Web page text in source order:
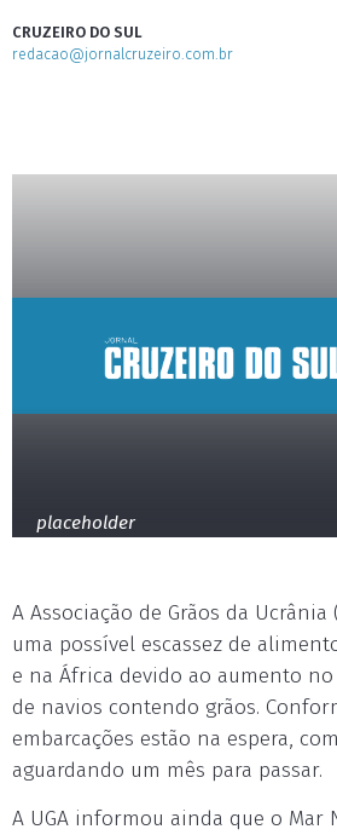
CRUZEIRO DO SUL
redacao@jornalcruzeiro.com.br
placeholder
A Associação de Grãos da Ucrânia
uma possível escassez de
e na África devido ao aumento
de navios contendo grãos.
embarcações estão na espera,
aguardando um mês para passar.
A UGA informou ainda que o Mar